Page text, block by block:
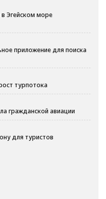
Эгейском море
приложение для поиска
турпотока
гражданской авиации
для туристов